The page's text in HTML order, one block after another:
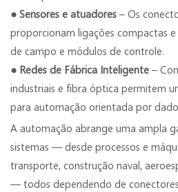
● Sensores e atuadores – Os
proporcionam ligações compactas
de campo e módulos de controle.
● Redes de Fábrica Inteligente –
industriais e fibra óptica permitem
para automação orientada por
A automação abrange uma ampla
sistemas — desde processos e
transporte, construção naval,
— todos dependendo de